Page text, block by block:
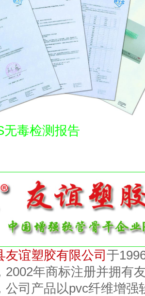
无毒检测报告
友谊塑胶有限公司 于
2002年商标注册并拥有
公司产品以pvc纤维增强